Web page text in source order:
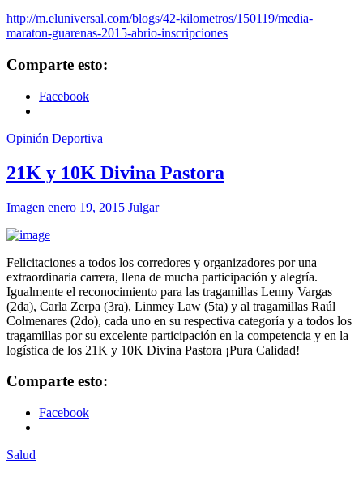
http://m.eluniversal.com/blogs/42-kilometros/150119/media-
maraton-guarenas-2015-abrio-inscripciones
Comparte esto:
Facebook
Opinión Deportiva
21K y 10K Divina Pastora
Imagen enero 19, 2015 Julgar
Felicitaciones a todos los corredores y organizadores por una
extraordinaria carrera, llena de mucha participación y alegría.
Igualmente el reconocimiento para las tragamillas Lenny Vargas
(2da), Carla Zerpa (3ra), Linmey Law (5ta) y al tragamillas Raúl
Colmenares (2do), cada uno en su respectiva categoría y a todos los
tragamillas por su excelente participación en la competencia y en la
logística de los 21K y 10K Divina Pastora ¡Pura Calidad!
Comparte esto:
Facebook
Salud